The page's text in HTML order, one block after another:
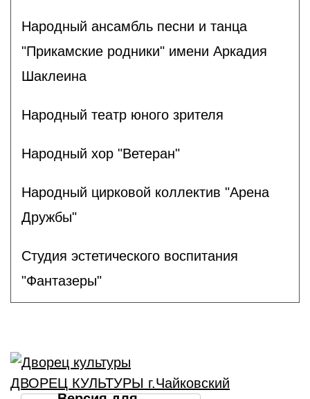
Народный ансамбль песни и танца
"Прикамские родники" имени Аркадия
Шаклеина
Народный театр юного зрителя
Народный хор "Ветеран"
Народный цирковой коллектив "Арена
Дружбы"
Студия эстетического воспитания
"Фантазеры"
ДВОРЕЦ КУЛЬТУРЫ г.Чайковский